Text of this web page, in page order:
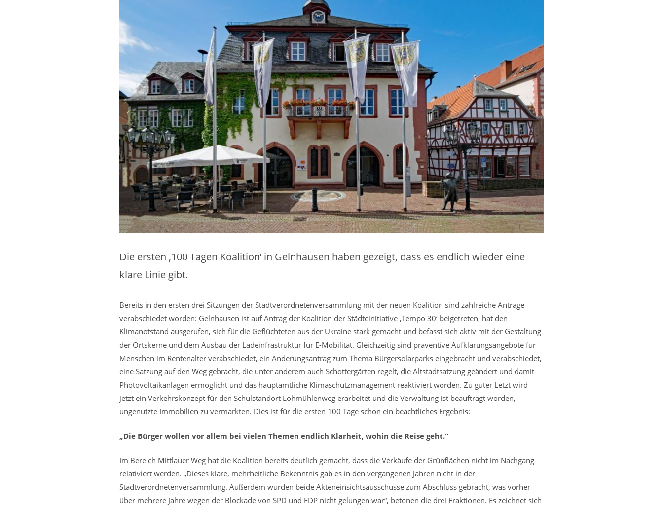
Die ersten ‚100 Tagen Koalition‘ in Gelnhausen haben gezeigt, dass es endlich wieder eine
klare Linie gibt.
Bereits in den ersten drei Sitzungen der Stadtverordnetenversammlung mit der neuen Koalition sind zahlreiche Anträge
verabschiedet worden: Gelnhausen ist auf Antrag der Koalition der Städteinitiative ‚Tempo 30‘ beigetreten, hat den
Klimanotstand ausgerufen, sich für die Geflüchteten aus der Ukraine stark gemacht und befasst sich aktiv mit der Gestaltung
der Ortskerne und dem Ausbau der Ladeinfrastruktur für E-Mobilität. Gleichzeitig sind präventive Aufklärungsangebote für
Menschen im Rentenalter verabschiedet, ein Änderungsantrag zum Thema Bürgersolarparks eingebracht und verabschiedet,
eine Satzung auf den Weg gebracht, die unter anderem auch Schottergärten regelt, die Altstadtsatzung geändert und damit
Photovoltaikanlagen ermöglicht und das hauptamtliche Klimaschutzmanagement reaktiviert worden. Zu guter Letzt wird
jetzt ein Verkehrskonzept für den Schulstandort Lohmühlenweg erarbeitet und die Verwaltung ist beauftragt worden,
ungenutzte Immobilien zu vermarkten. Dies ist für die ersten 100 Tage schon ein beachtliches Ergebnis:
„Die Bürger wollen vor allem bei vielen Themen endlich Klarheit, wohin die Reise geht.“
Im Bereich Mittlauer Weg hat die Koalition bereits deutlich gemacht, dass die Verkäufe der Grünflächen nicht im Nachgang
relativiert werden. „Dieses klare, mehrheitliche Bekenntnis gab es in den vergangenen Jahren nicht in der
Stadtverordnetenversammlung. Außerdem wurden beide Akteneinsichtsausschüsse zum Abschluss gebracht, was vorher
über mehrere Jahre wegen der Blockade von SPD und FDP nicht gelungen war“, betonen die drei Fraktionen. Es zeichnet sich